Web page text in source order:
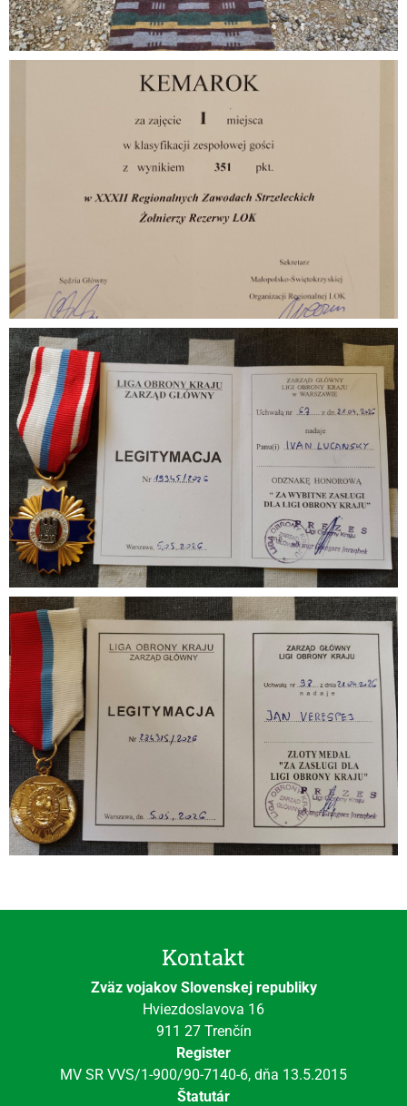
Kontakt
Zväz vojakov Slovenskej republiky
Hviezdoslavova 16
911 27 Trenčín
Register
MV SR VVS/1-900/90-7140-6, dňa 13.5.2015
Štatutár